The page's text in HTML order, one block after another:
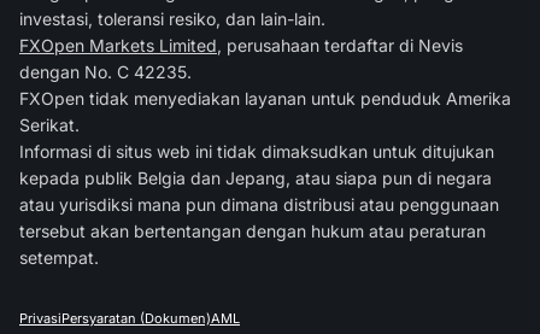
investasi, toleransi resiko, dan lain-lain.
FXOpen Markets Limited, perusahaan terdaftar di Nevis
dengan No. C 42235.
FXOpen tidak menyediakan layanan untuk penduduk Amerika
Serikat.
Informasi di situs web ini tidak dimaksudkan untuk ditujukan
kepada publik Belgia dan Jepang, atau siapa pun di negara
atau yurisdiksi mana pun dimana distribusi atau penggunaan
tersebut akan bertentangan dengan hukum atau peraturan
setempat.
PrivasiPersyaratan (Dokumen)AML